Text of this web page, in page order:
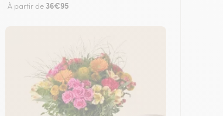
À partir de 36€95